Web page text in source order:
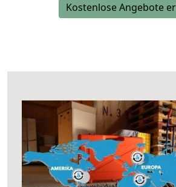
Kostenlose Angebote